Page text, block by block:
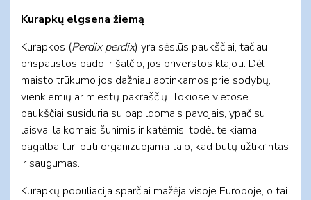
Kurapkų elgsena žiemą
Kurapkos (Perdix perdix) yra sėslūs paukščiai, tačiau
prispaustos bado ir šalčio, jos priverstos klajoti. Dėl
maisto trūkumo jos dažniau aptinkamos prie sodybų,
vienkiemių ar miestų pakraščių. Tokiose vietose
paukščiai susiduria su papildomais pavojais, ypač su
laisvai laikomais šunimis ir katėmis, todėl teikiama
pagalba turi būti organizuojama taip, kad būtų užtikrintas
ir saugumas.
Kurapkų populiacija sparčiai mažėja visoje Europoje, o tai